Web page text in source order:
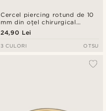
Cercel piercing rotund de 10
mm din oțel chirurgical
argintiu răsucit
24,90 Lei
3 CULORI OTSU